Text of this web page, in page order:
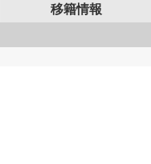
移籍情報